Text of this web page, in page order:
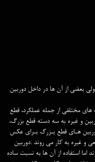
ﺑﻌﻀﯽ از آن ﻫﺎ در داﺧﻞ دورﺑﻴﻦ
ﻣﺨﺘﻠﻔﯽ از ﺟﻤﻠﻪ ﻋﻤﻠﮑﺮد، ﻗﻄﻊ
و ﻏﻴﺮه ﺑﻪ ﺳﻪ دﺳﺘﻪ ﻗﻄﻊ ﺑﺰرگ،
ﻫـﺎی ﻗﻄﻊ ﺑـﺰرگ ﺑـﺮای ﻋﮑﺲ
و ﻏﻴﺮه ﺑﻪ ﮐﺎر ﻣﯽ روﻧﺪ .دورﺑﻴﻦ
اﻣﺎ اﺳﺘﻔﺎده از آن ﻫﺎ ﺑﻪ ﻧﺴﺒﺖ ﺳﺎده